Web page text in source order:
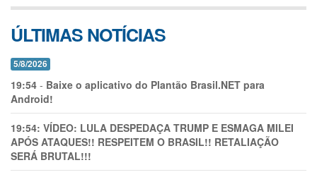
ÚLTIMAS NOTÍCIAS
5/8/2026
19:54 - Baixe o aplicativo do Plantão Brasil.NET para
Android!
19:54: VÍDEO: LULA DESPEDAÇA TRUMP E ESMAGA MILEI
APÓS ATAQUES!! RESPEITEM O BRASIL!! RETALIAÇÃO
SERÁ BRUTAL!!!